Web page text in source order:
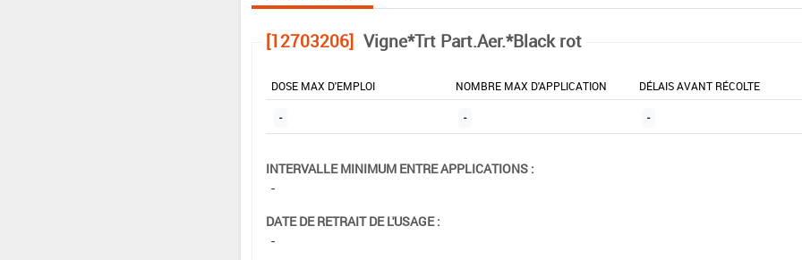
[12703206] Vigne*Trt Part.Aer.*Black rot
DOSE MAX D'EMPLOI NOMBRE MAX D'APPLICATION DÉLAIS AVANT RÉCOLTE
- - -
INTERVALLE MINIMUM ENTRE APPLICATIONS :
-
DATE DE RETRAIT DE L'USAGE :
-